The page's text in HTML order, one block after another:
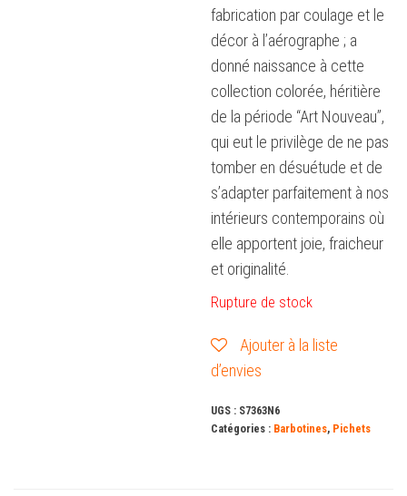
fabrication par coulage et le
décor à l’aérographe ; a
donné naissance à cette
collection colorée, héritière
de la période “Art Nouveau”,
qui eut le privilège de ne pas
tomber en désuétude et de
s’adapter parfaitement à nos
intérieurs contemporains où
elle apportent joie, fraicheur
et originalité.
Rupture de stock
Ajouter à la liste
d’envies
UGS : S7363N6
Catégories : Barbotines, Pichets